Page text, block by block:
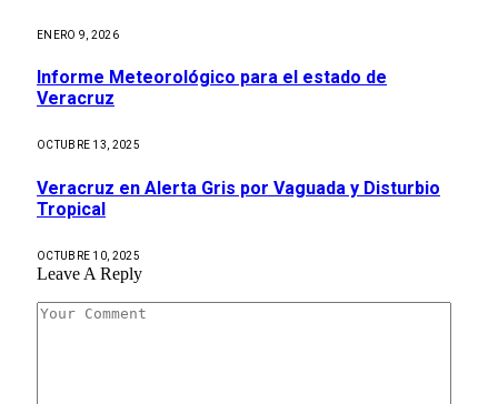
ENERO 9, 2026
Informe Meteorológico para el estado de
Veracruz
OCTUBRE 13, 2025
Veracruz en Alerta Gris por Vaguada y Disturbio
Tropical
OCTUBRE 10, 2025
Leave A Reply